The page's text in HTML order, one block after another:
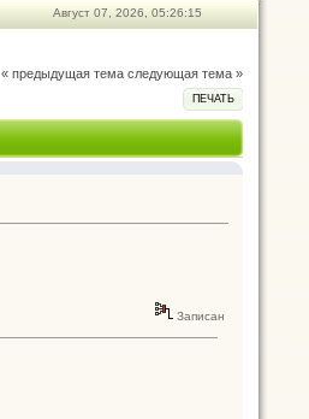
Август 07, 2026, 05:26:15
« предыдущая тема следующая тема »
ПЕЧАТЬ
Записан